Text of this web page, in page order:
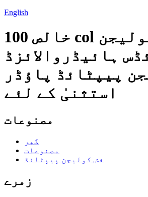
English
خالص 100 col کولیجن
ہائیڈروالائزڈ
پیپٹائڈ پاؤڈر
استثنیٰ کے لئے
مصنوعات
گھر
مصنوعات
فش کولیجن پیپٹائڈ
زمرے